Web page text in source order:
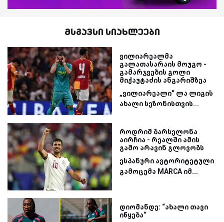
მსგავსი სიახლეები
ვილიარეალმა
გალათასარაის მოუგო -
გამარჯვების გოლი
მიქაუტაძის ანგარიშზეა
„ვილიარეალი“ ლა ლიგის
ახალი სეზონისთვის...
როდრიმ ბარსელონა
აირჩია - რეალში ამის
გამო არავინ გლოვობს
ესპანური ავტორიტეტული
გამოცემა MARCA იმ...
დიომანდე: “ახალი თავი
იწყება“